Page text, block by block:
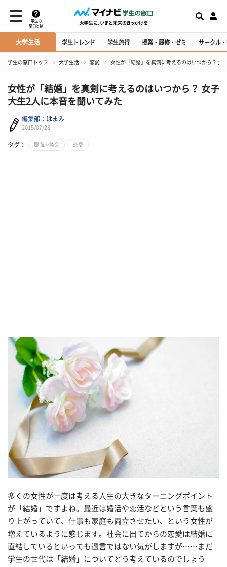
学生の
窓口とは
大学生活 学生トレンド 学生旅行 授業・履修・ゼミ サークル
学生の窓口トップ 大学生活 恋愛 女性が「結婚」を真剣に考えるのはいつから？ 女
女性が「結婚」を真剣に考えるのはいつから？ 女子
大生2人に本音を聞いてみた
編集部：はまみ
2015/07/28
タグ： 覆面座談会 恋愛
多くの女性が一度は考える人生の大きなターニングポイント
が「結婚」ですよね。最近は婚活や恋活などという言葉も盛
り上がっていて、仕事も家庭も両立させたい、という女性が
増えているように感じます。社会に出てからの恋愛は結婚に
直結しているといっても過言ではない気がしますが……まだ
学生の世代は「結婚」についてどう考えているのでしょう